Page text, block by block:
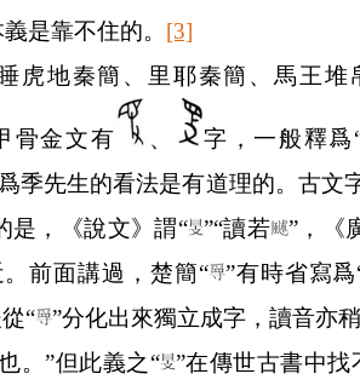
是靠不住的。 [3]
虎地秦簡、里耶秦簡、馬王
骨金文有 、 字，一般釋爲
季先生的看法是有道理的。古文
是，《說文》謂“ ”“讀若
”，《
。前面講過，楚簡“ ”有時省寫爲
“
”分化出來獨立成字，讀音亦稍
。”但此義之“
”在傳世古書中找